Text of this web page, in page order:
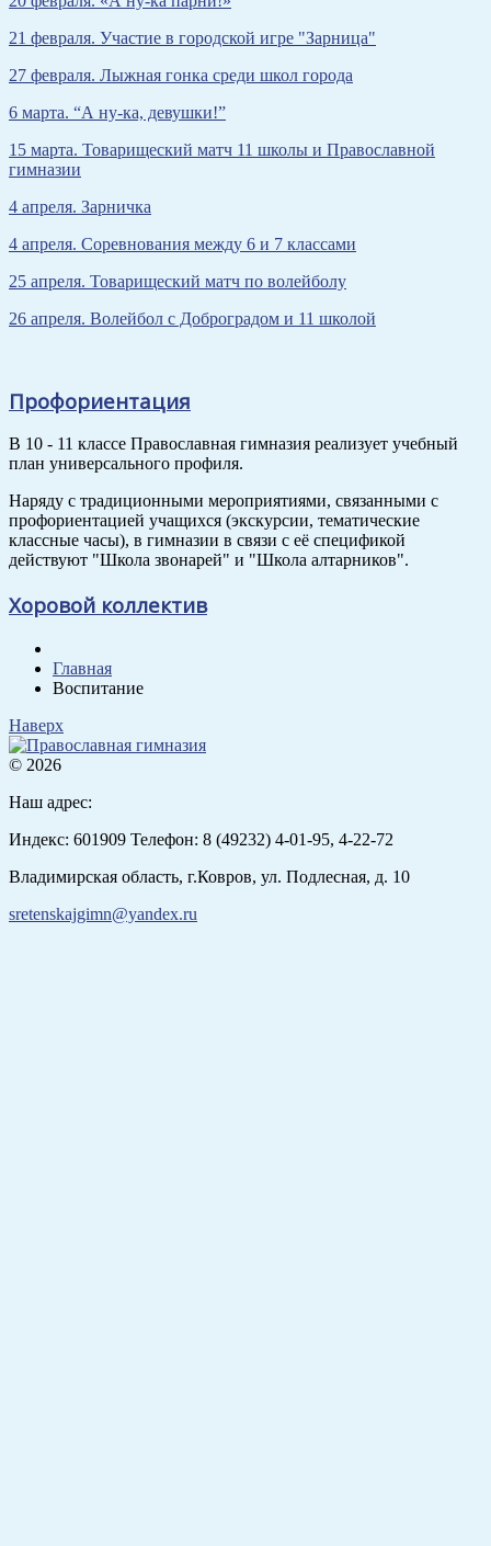
21 февраля. Участие в городской игре "Зарница"
27 февраля. Лыжная гонка среди школ города
6 марта. “А ну-ка, девушки!”
15 марта. Товарищеский матч 11 школы и Православной
гимназии
4 апреля. Зарничка
4 апреля. Соревнования между 6 и 7 классами
25 апреля. Товарищеский матч по волейболу
26 апреля. Волейбол с Доброградом и 11 школой
Профориентация
В 10 - 11 классе Православная гимназия реализует учебный
план универсального профиля.
Наряду с традиционными мероприятиями, связанными с
профориентацией учащихся (экскурсии, тематические
классные часы), в гимназии в связи с её спецификой
действуют "Школа звонарей" и "Школа алтарников".
Хоровой коллектив
Главная
Воспитание
Наверх
© 2026
Наш адрес:
Индекс: 601909 Телефон: 8 (49232) 4-01-95, 4-22-72
Владимирская область, г.Ковров, ул. Подлесная, д. 10
sretenskajgimn@yandex.ru